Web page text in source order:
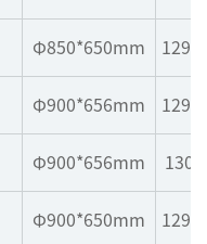
Φ850*650mm
Φ900*656mm
Φ900*656mm
Φ900*650mm